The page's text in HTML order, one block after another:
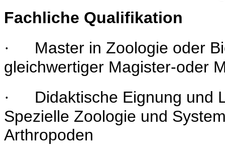
Fachliche Qualifikation
·
Master in Zoologie oder
gleichwertiger Magister-oder
·
Didaktische Eignung und
Spezielle Zoologie und
Arthropoden